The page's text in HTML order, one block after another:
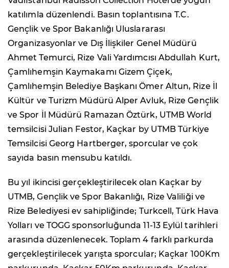
katılımla düzenlendi. Basın toplantısına T.C.
Gençlik ve Spor Bakanlığı Uluslararası
Organizasyonlar ve Dış İlişkiler Genel Müdürü
Ahmet Temurci, Rize Vali Yardımcısı Abdullah Kurt,
Çamlıhemşin Kaymakamı Gizem Çiçek,
Çamlıhemşin Belediye Başkanı Ömer Altun, Rize İl
Kültür ve Turizm Müdürü Alper Avluk, Rize Gençlik
ve Spor İl Müdürü Ramazan Öztürk, UTMB World
temsilcisi Julian Festor, Kaçkar by UTMB Türkiye
Temsilcisi Georg Hartberger, sporcular ve çok
sayıda basın mensubu katıldı.
Bu yıl ikincisi gerçekleştirilecek olan Kaçkar by
UTMB, Gençlik ve Spor Bakanlığı, Rize Valiliği ve
Rize Belediyesi ev sahipliğinde; Turkcell, Türk Hava
Yolları ve TOGG sponsorluğunda 11-13 Eylül tarihleri
arasında düzenlenecek. Toplam 4 farklı parkurda
gerçekleştirilecek yarışta sporcular; Kaçkar 100Km